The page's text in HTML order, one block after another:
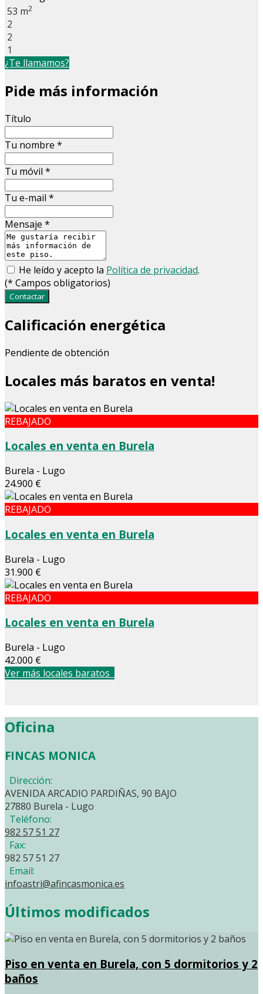
53 m2
2
2
1
¿Te llamamos?
Pide más información
Título
Tu nombre *
Tu móvil *
Tu e-mail *
Mensaje *
He leído y acepto la Política de privacidad.
(* Campos obligatorios)
Contactar
Calificación energética
Pendiente de obtención
Locales más baratos en venta!
REBAJADO
Locales en venta en Burela
Burela - Lugo
24.900 €
REBAJADO
Locales en venta en Burela
Burela - Lugo
31.900 €
REBAJADO
Locales en venta en Burela
Burela - Lugo
42.000 €
Ver más locales baratos
Oficina
FINCAS MONICA
Dirección:
AVENIDA ARCADIO PARDIÑAS, 90 BAJO
27880 Burela - Lugo
Teléfono:
982 57 51 27
Fax:
982 57 51 27
Email:
infoastri@afincasmonica.es
Últimos modificados
Piso en venta en Burela, con 5 dormitorios y 2
baños